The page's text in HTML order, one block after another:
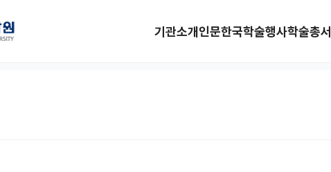
기관소개인문한국학술행사학술총서